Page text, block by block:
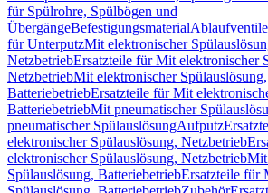
für Spülrohre, Spülbögen und
ÜbergängeBefestigungsmaterialAblaufventile
für UnterputzMit elektronischer
NetzbetriebErsatzteile für Mit elektronischer
NetzbetriebMit elektronischer Spülauslösung,
BatteriebetriebErsatzteile für Mit
BatteriebetriebMit pneumatischer
pneumatischer SpülauslösungAufputz
elektronischer Spülauslösung, Netzbetrieb
elektronischer Spülauslösung, NetzbetriebMit
Spülauslösung, BatteriebetriebErsatzteile für